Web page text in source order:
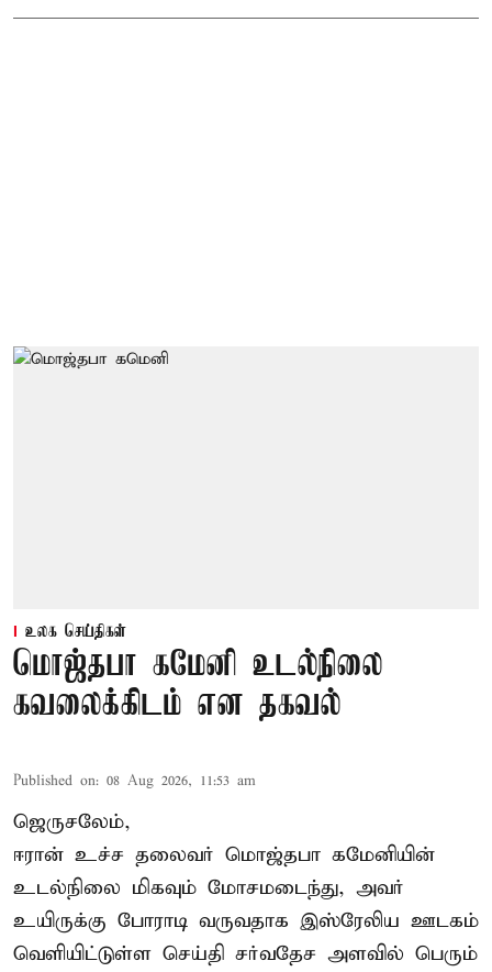
உலக செய்திகள்
மொஜ்தபா கமேனி உடல்நிலை
கவலைக்கிடம் என தகவல்
Published on: 08 Aug 2026, 11:53 am
ஜெருசலேம்,
ஈரான் உச்ச தலைவர் மொஜ்தபா கமேனியின்
உடல்நிலை மிகவும் மோசமடைந்து, அவர்
உயிருக்கு போராடி வருவதாக இஸ்ரேலிய ஊடகம்
வெளியிட்டுள்ள செய்தி சர்வதேச அளவில் பெரும்